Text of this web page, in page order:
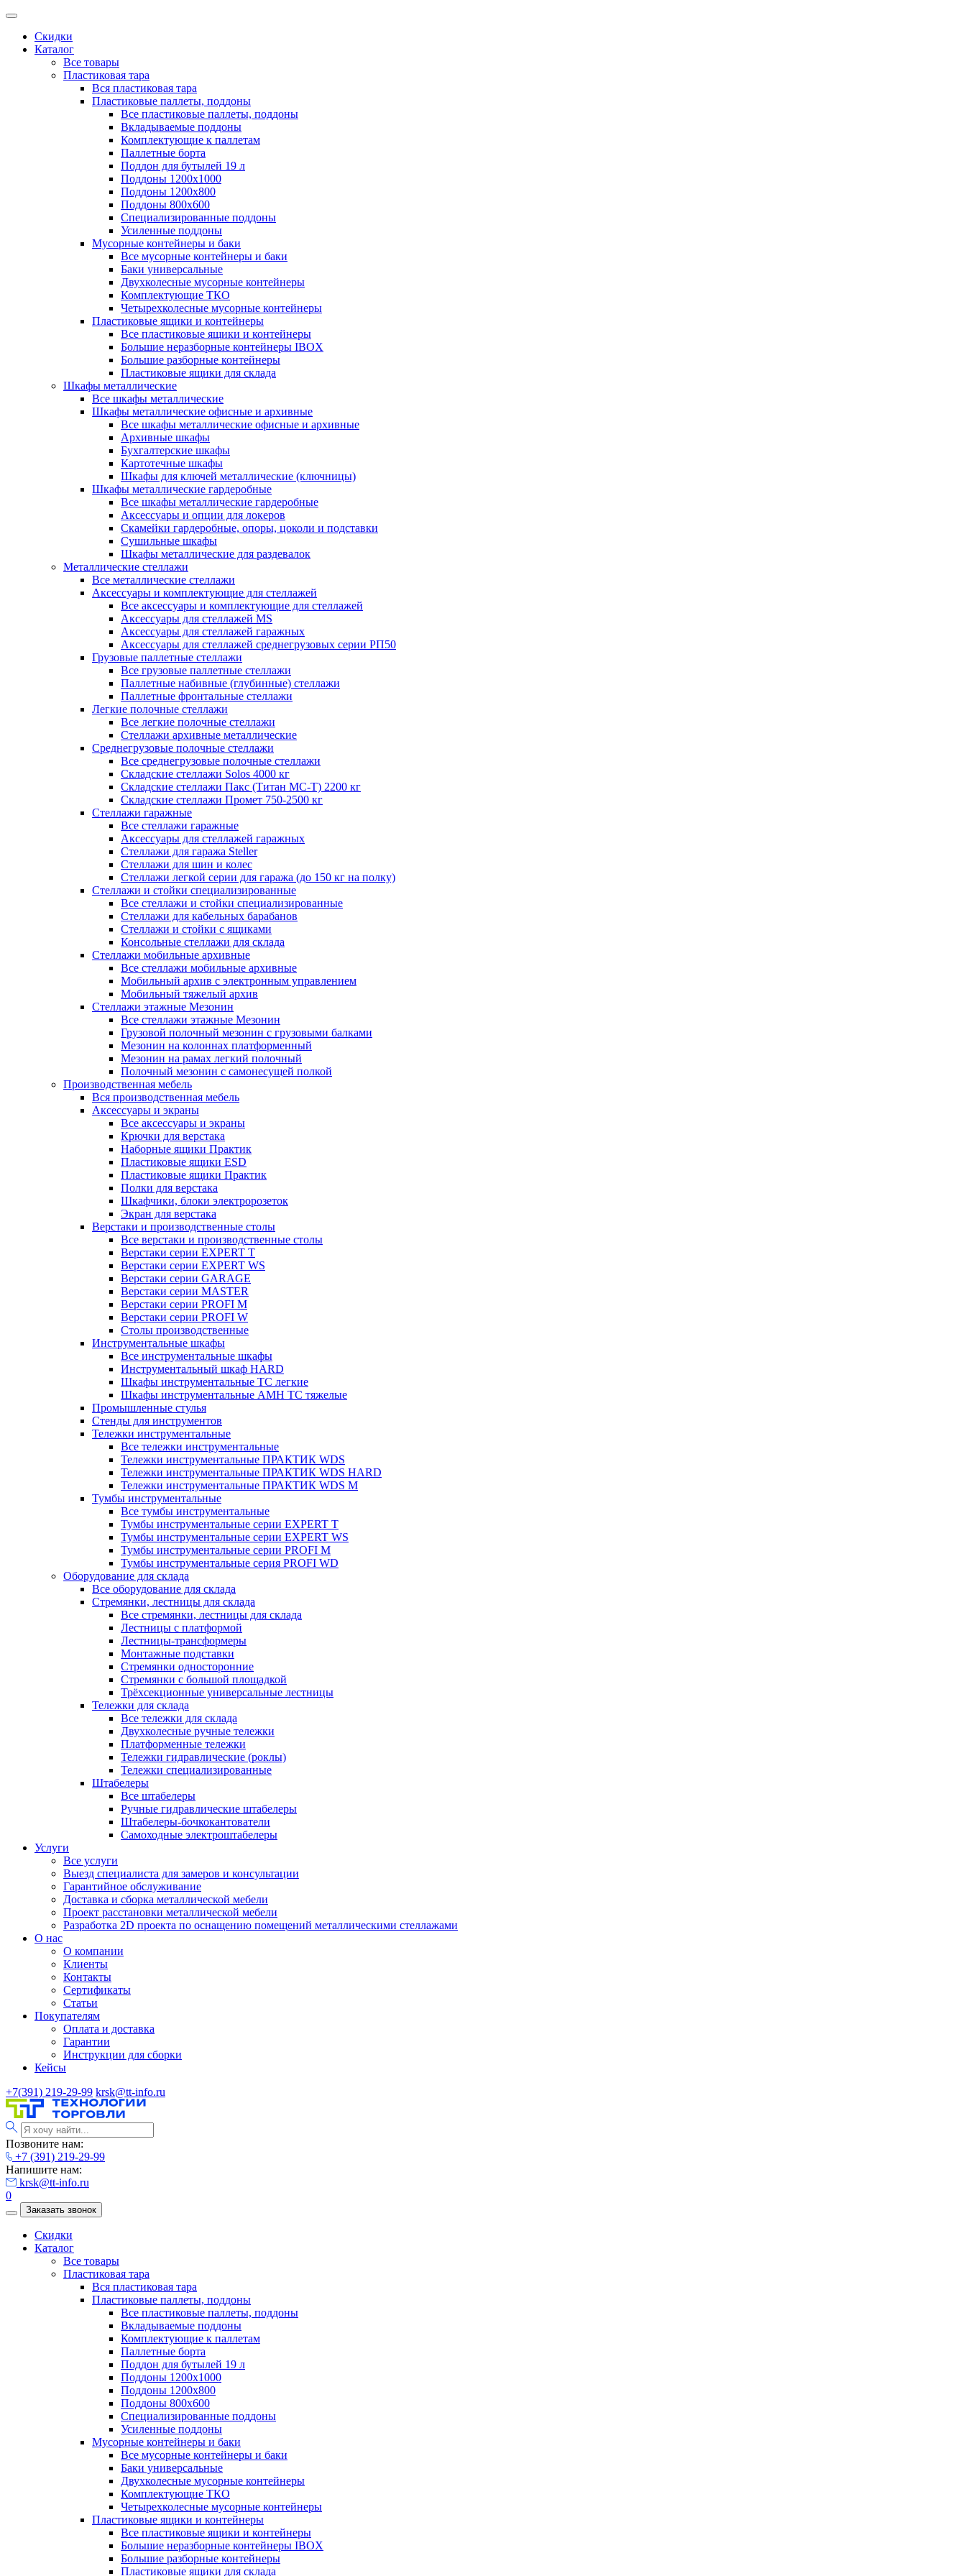
Скидки
Каталог
Все товары
Пластиковая тара
Вся пластиковая тара
Пластиковые паллеты, поддоны
Все пластиковые паллеты, поддоны
Вкладываемые поддоны
Комплектующие к паллетам
Паллетные борта
Поддон для бутылей 19 л
Поддоны 1200х1000
Поддоны 1200х800
Поддоны 800х600
Специализированные поддоны
Усиленные поддоны
Мусорные контейнеры и баки
Все мусорные контейнеры и баки
Баки универсальные
Двухколесные мусорные контейнеры
Комплектующие ТКО
Четырехколесные мусорные контейнеры
Пластиковые ящики и контейнеры
Все пластиковые ящики и контейнеры
Большие неразборные контейнеры IBOX
Большие разборные контейнеры
Пластиковые ящики для склада
Шкафы металлические
Все шкафы металлические
Шкафы металлические офисные и архивные
Все шкафы металлические офисные и архивные
Архивные шкафы
Бухгалтерские шкафы
Картотечные шкафы
Шкафы для ключей металлические (ключницы)
Шкафы металлические гардеробные
Все шкафы металлические гардеробные
Аксессуары и опции для локеров
Скамейки гардеробные, опоры, цоколи и подставки
Сушильные шкафы
Шкафы металлические для раздевалок
Металлические стеллажи
Все металлические стеллажи
Аксессуары и комплектующие для стеллажей
Все аксессуары и комплектующие для стеллажей
Аксессуары для стеллажей MS
Аксессуары для стеллажей гаражных
Аксессуары для стеллажей среднегрузовых серии РП50
Грузовые паллетные стеллажи
Все грузовые паллетные стеллажи
Паллетные набивные (глубинные) стеллажи
Паллетные фронтальные стеллажи
Легкие полочные стеллажи
Все легкие полочные стеллажи
Стеллажи архивные металлические
Среднегрузовые полочные стеллажи
Все среднегрузовые полочные стеллажи
Складские стеллажи Solos 4000 кг
Складские стеллажи Пакс (Титан МС-Т) 2200 кг
Складские стеллажи Промет 750-2500 кг
Стеллажи гаражные
Все стеллажи гаражные
Аксессуары для стеллажей гаражных
Стеллажи для гаража Steller
Стеллажи для шин и колес
Стеллажи легкой серии для гаража (до 150 кг на полку)
Стеллажи и стойки специализированные
Все стеллажи и стойки специализированные
Стеллажи для кабельных барабанов
Стеллажи и стойки с ящиками
Консольные стеллажи для склада
Стеллажи мобильные архивные
Все стеллажи мобильные архивные
Мобильный архив с электронным управлением
Мобильный тяжелый архив
Стеллажи этажные Мезонин
Все стеллажи этажные Мезонин
Грузовой полочный мезонин с грузовыми балками
Мезонин на колоннах платформенный
Мезонин на рамах легкий полочный
Полочный мезонин с самонесущей полкой
Производственная мебель
Вся производственная мебель
Аксессуары и экраны
Все аксессуары и экраны
Крючки для верстака
Наборные ящики Практик
Пластиковые ящики ESD
Пластиковые ящики Практик
Полки для верстака
Шкафчики, блоки электророзеток
Экран для верстака
Верстаки и производственные столы
Все верстаки и производственные столы
Верстаки серии EXPERT T
Верстаки серии EXPERT WS
Верстаки серии GARAGE
Верстаки серии MASTER
Верстаки серии PROFI M
Верстаки серии PROFI W
Столы производственные
Инструментальные шкафы
Все инструментальные шкафы
Инструментальный шкаф HARD
Шкафы инструментальные ТС легкие
Шкафы инструментальные AMH TC тяжелые
Промышленные стулья
Стенды для инструментов
Тележки инструментальные
Все тележки инструментальные
Тележки инструментальные ПРАКТИК WDS
Тележки инструментальные ПРАКТИК WDS HARD
Тележки инструментальные ПРАКТИК WDS M
Тумбы инструментальные
Все тумбы инструментальные
Тумбы инструментальные серии EXPERT T
Тумбы инструментальные серии EXPERT WS
Тумбы инструментальные серии PROFI M
Тумбы инструментальные серия PROFI WD
Оборудование для склада
Все оборудование для склада
Стремянки, лестницы для склада
Все стремянки, лестницы для склада
Лестницы с платформой
Лестницы-трансформеры
Монтажные подставки
Стремянки односторонние
Стремянки с большой площадкой
Трёхсекционные универсальные лестницы
Тележки для склада
Все тележки для склада
Двухколесные ручные тележки
Платформенные тележки
Тележки гидравлические (роклы)
Тележки специализированные
Штабелеры
Все штабелеры
Ручные гидравлические штабелеры
Штабелеры-бочкокантователи
Самоходные электроштабелеры
Услуги
Все услуги
Выезд специалиста для замеров и консультации
Гарантийное обслуживание
Доставка и сборка металлической мебели
Проект расстановки металлической мебели
Разработка 2D проекта по оснащению помещений металлическими стеллажами
О нас
О компании
Клиенты
Контакты
Сертификаты
Статьи
Покупателям
Оплата и доставка
Гарантии
Инструкции для сборки
Кейсы
+7(391) 219-29-99 krsk@tt-info.ru
Позвоните нам:
+7 (391) 219-29-99
Напишите нам:
krsk@tt-info.ru
0
Заказать звонок
Скидки
Каталог
Все товары
Пластиковая тара
Вся пластиковая тара
Пластиковые паллеты, поддоны
Все пластиковые паллеты, поддоны
Вкладываемые поддоны
Комплектующие к паллетам
Паллетные борта
Поддон для бутылей 19 л
Поддоны 1200х1000
Поддоны 1200х800
Поддоны 800х600
Специализированные поддоны
Усиленные поддоны
Мусорные контейнеры и баки
Все мусорные контейнеры и баки
Баки универсальные
Двухколесные мусорные контейнеры
Комплектующие ТКО
Четырехколесные мусорные контейнеры
Пластиковые ящики и контейнеры
Все пластиковые ящики и контейнеры
Большие неразборные контейнеры IBOX
Большие разборные контейнеры
Пластиковые ящики для склада